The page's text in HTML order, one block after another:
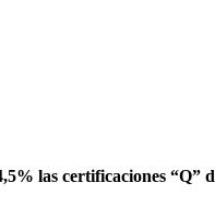
las certificaciones